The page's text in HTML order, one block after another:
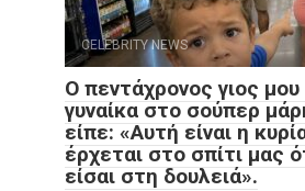
CELEBRITY NEWS
Ο πεντάχρονος γιος μου
γυναίκα στο σούπερ
είπε: «Αυτή είναι η
έρχεται στο σπίτι μας
είσαι στη δουλειά».